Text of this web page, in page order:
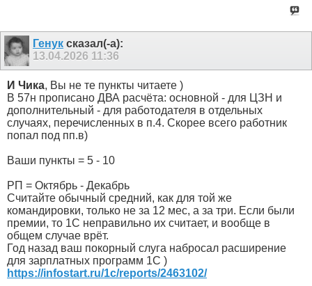
Генук сказал(-а):
13.04.2026 11:36
И Чика, Вы не те пункты читаете )
В 57н прописано ДВА расчёта: основной - для ЦЗН и
дополнительный - для работодателя в отдельных
случаях, перечисленных в п.4. Скорее всего работник
попал под пп.в)
Ваши пункты = 5 - 10
РП = Октябрь - Декабрь
Считайте обычный средний, как для той же
командировки, только не за 12 мес, а за три. Если были
премии, то 1С неправильно их считает, и вообще в
общем случае врёт.
Год назад ваш покорный слуга набросал расширение
для зарплатных программ 1С )
https://infostart.ru/1c/reports/2463102/